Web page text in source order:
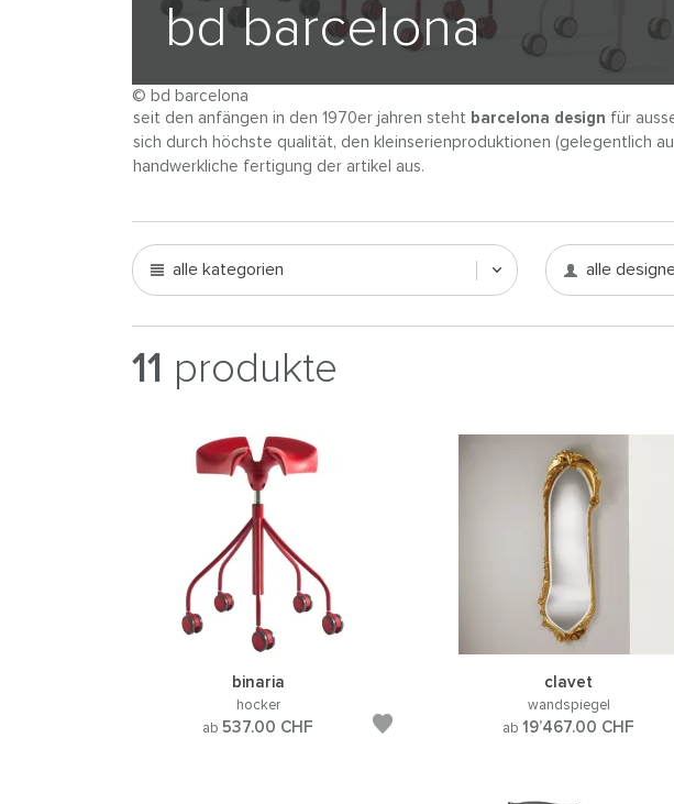
bd barcelona
© bd barcelona
seit den anfängen in den 1970er jahren steht barcelona design für
sich durch höchste qualität, den kleinserienproduktionen (gelegentlich
handwerkliche fertigung der artikel aus.
alle kategorien alle
11 produkte
binaria
hocker
ab 537.00 CHF
clavet
wandspiegel
ab19’467.00 CHF